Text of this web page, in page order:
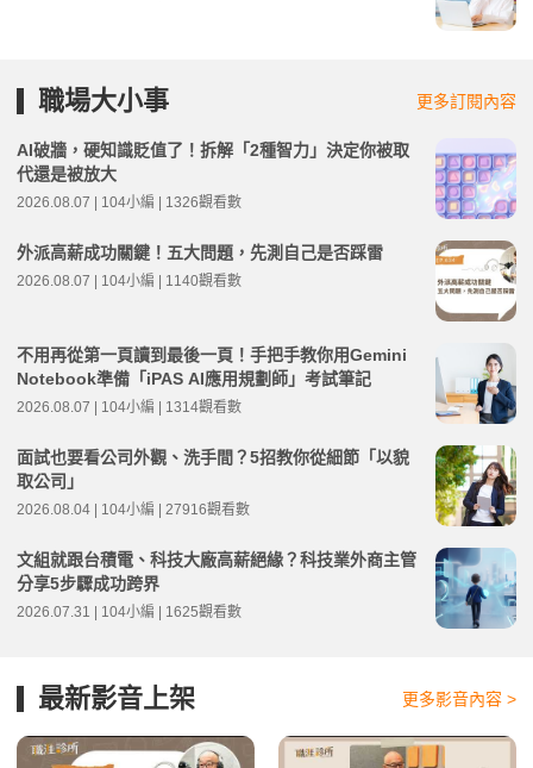
職場大小事 更多訂閱內容
AI破牆，硬知識貶值了！拆解「2種智力」決定你被取
代還是被放大
2026.08.07 | 104小編 | 1326觀看數
外派高薪成功關鍵！五大問題，先測自己是否踩雷
2026.08.07 | 104小編 | 1140觀看數
不用再從第一頁讀到最後一頁！手把手教你用Gemini
Notebook準備「iPAS AI應用規劃師」考試筆記
2026.08.07 | 104小編 | 1314觀看數
面試也要看公司外觀、洗手間？5招教你從細節「以貌
取公司」
2026.08.04 | 104小編 | 27916觀看數
文組就跟台積電、科技大廠高薪絕緣？科技業外商主管
分享5步驟成功跨界
2026.07.31 | 104小編 | 1625觀看數
最新影音上架 更多影音內容 >